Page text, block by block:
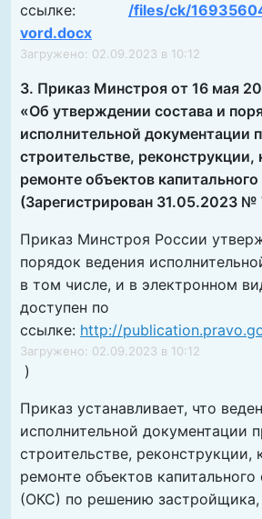
ссылке:
/files/ck/
vord.docx
Загружено: 02.09.2023 в 10:12
3. Приказ Минстроя от 16 мая
«Об утверждении состава и
исполнительной документации
строительстве, реконструкции,
ремонте объектов
(Зарегистрирован 31.05.2023 №
Приказ Минстроя России
порядок ведения
в том числе, и в электронном
доступен по
ссылке: http://
Загружено: 02.09.2023 в 10:12
)
Приказ устанавливает, что
исполнительной документации
строительстве, реконструкции,
ремонте объектов капитального
(ОКС) по решению застройщика,